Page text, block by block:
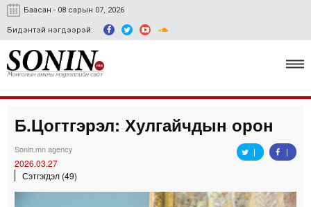
Баасан - 08 сарын 07, 2026
Бидэнтэй нэгдээрэй:
Улс төр, эдийн засаг
Б.Цогтгэрэл: Хулгайчдын орон
Sonin.mn agency
2026.03.27
Сэтгэгдэл (49)